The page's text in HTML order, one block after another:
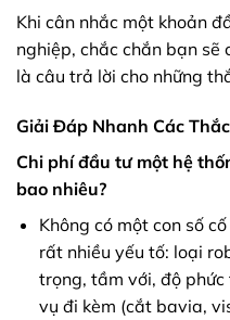
Khi cân nhắc một khoản
nghiệp, chắc chắn bạn sẽ
là câu trả lời cho những
Giải Đáp Nhanh Các
Chi phí đầu tư một hệ
bao nhiêu?
Không có một con số
rất nhiều yếu tố: loại
trọng, tầm với, độ
vụ đi kèm (cắt bavia,